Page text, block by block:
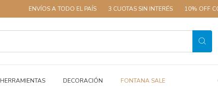
ENVÍOS A TODO EL PAÍS 3 CUOTAS SIN INTERÉS 10% OFF CON
HERRAMIENTAS DECORACIÓN FONTANA SALE